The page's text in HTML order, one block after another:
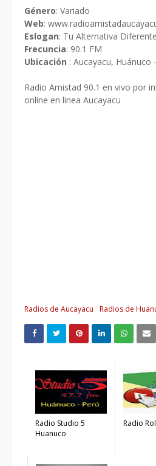
Género: Variado
Web:
Eslogan: Tu Alternativa Diferente
Frecuncia: 90.1 FM
Ubicación : Aucayacu, Huánuco
Radio Amistad 90.1 en vivo por
online en linea Aucayacu
Radios de Aucayacu Radios de
Radio Studio 5
Huanuco
Radio